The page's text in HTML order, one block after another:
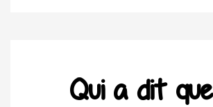
Qui a dit